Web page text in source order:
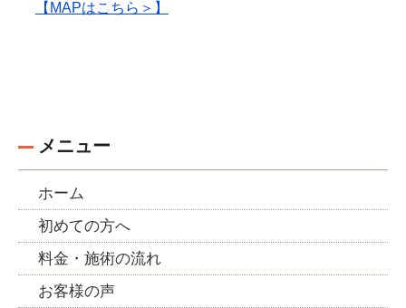
【MAPはこちら＞】
メニュー
ホーム
初めての方へ
料金・施術の流れ
お客様の声